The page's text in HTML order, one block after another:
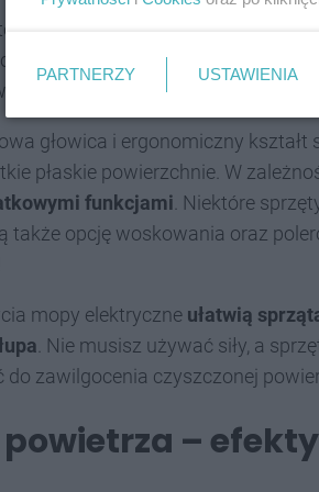
to nie lada wyzwanie, a wiedzą
maluchów. Twoim orężem w
urządzenie
głowica i ergonomiczny
płaskie powierzchnie. W
funkcjami . Niektóre
także opcję woskowania oraz
mopy elektryczne ułatwią
. Nie musisz używać siły, a
zawilgocenia czyszczonej
powietrza –
PARTNERZY USTAWIENIA